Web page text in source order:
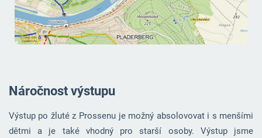
Náročnost výstupu
Výstup po žluté z Prossenu je možný absolovovat i s menšími
dětmi a je také vhodný pro starší osoby. Výstup jsme